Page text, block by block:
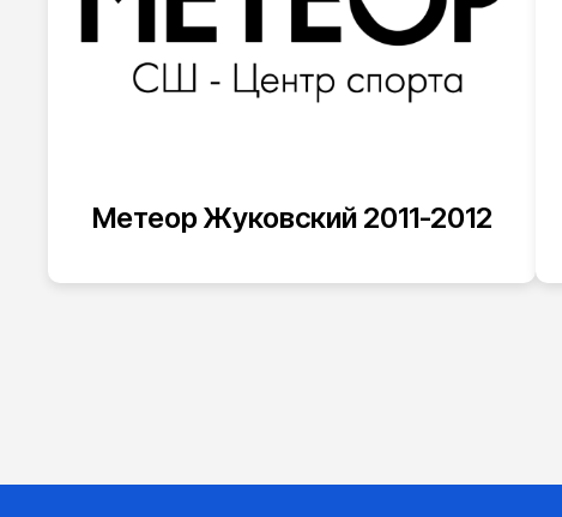
Метеор Жуковский 2011-2012